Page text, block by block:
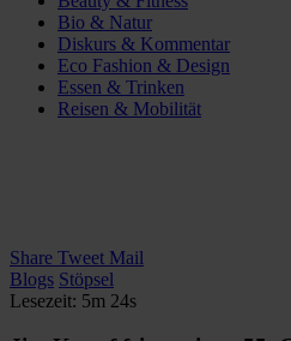
Bio & Natur
Diskurs & Kommentar
Eco Fashion & Design
Essen & Trinken
Reisen & Mobilität
Share Tweet Mail
Blogs Stöpsel
Lesezeit: 5m 24s